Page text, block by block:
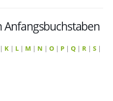
| K | L | M | N | O | P | Q | R | S |